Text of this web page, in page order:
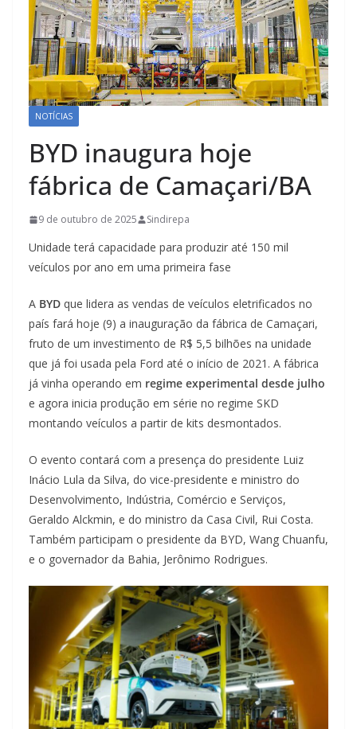
NOTÍCIAS
BYD inaugura hoje
fábrica de Camaçari/BA
9 de outubro de 2025 Sindirepa
Unidade terá capacidade para produzir até 150 mil
veículos por ano em uma primeira fase
A BYD que lidera as vendas de veículos eletrificados no
país fará hoje (9) a inauguração da fábrica de Camaçari,
fruto de um investimento de R$ 5,5 bilhões na unidade
que já foi usada pela Ford até o início de 2021. A fábrica
já vinha operando em regime experimental desde julho
e agora inicia produção em série no regime SKD
montando veículos a partir de kits desmontados.
O evento contará com a presença do presidente Luiz
Inácio Lula da Silva, do vice-presidente e ministro do
Desenvolvimento, Indústria, Comércio e Serviços,
Geraldo Alckmin, e do ministro da Casa Civil, Rui Costa.
Também participam o presidente da BYD, Wang Chuanfu,
e o governador da Bahia, Jerônimo Rodrigues.